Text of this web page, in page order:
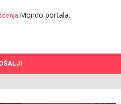
Mondo portala.